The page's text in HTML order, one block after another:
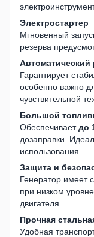
Электростартер
Мгновенный
резерва
Автоматический
Гарантирует
особенно важно
чувствительной
Большой
Обеспечиваетдо
дозаправки.
использования.
Защита и
Генератор имеет
при низком
двигателя.
Прочная
Удобная